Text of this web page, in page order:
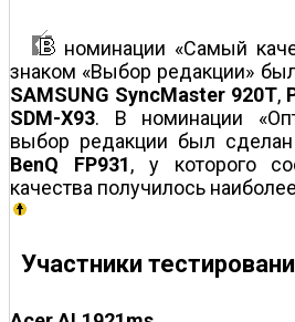
номинации «Самый
знаком «Выбор редакции»
SAMSUNG SyncMaster 920T,
SDM-X93. В номинации
выбор редакции был
BenQ FP931, у которого
качества получилось
Участники